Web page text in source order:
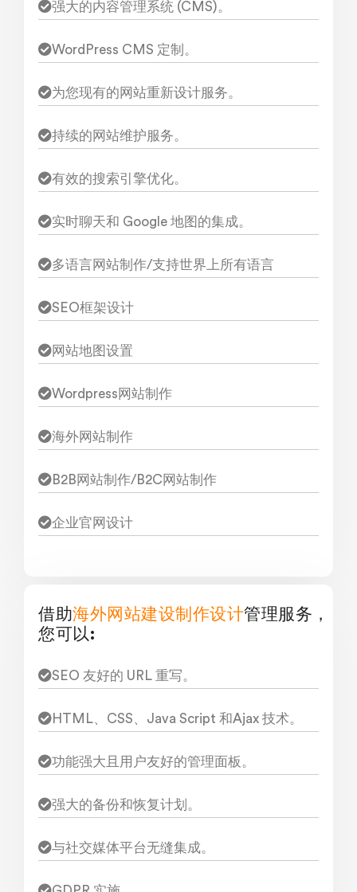
强大的内容管理系统 (CMS)。
WordPress CMS 定制。
为您现有的网站重新设计服务。
持续的网站维护服务。
有效的搜索引擎优化。
实时聊天和 Google 地图的集成。
多语言网站制作/支持世界上所有语言
SEO框架设计
网站地图设置
Wordpress网站制作
海外网站制作
B2B网站制作/B2C网站制作
企业官网设计
借助海外网站建设制作设计管理服务，
您可以:
SEO 友好的 URL 重写。
HTML、CSS、Java Script 和Ajax 技术。
功能强大且用户友好的管理面板。
强大的备份和恢复计划。
与社交媒体平台无缝集成。